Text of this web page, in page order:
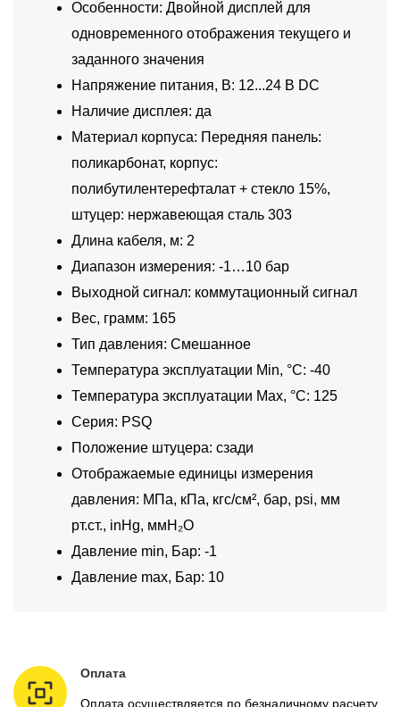
Особенности: Двойной дисплей для
одновременного отображения текущего и
заданного значения
Напряжение питания, В: 12...24 В DC
Наличие дисплея: да
Материал корпуса: Передняя панель:
поликарбонат, корпус:
полибутилентерефталат + стекло 15%,
штуцер: нержавеющая сталь 303
Длина кабеля, м: 2
Диапазон измерения: -1…10 бар
Выходной сигнал: коммутационный сигнал
Вес, грамм: 165
Тип давления: Смешанное
Температура эксплуатации Min, °C: -40
Температура эксплуатации Max, °C: 125
Серия: PSQ
Положение штуцера: сзади
Отображаемые единицы измерения
давления: МПа, кПа, кгс/см², бар, psi, мм
рт.ст., inHg, ммH₂O
Давление min, Бар: -1
Давление max, Бар: 10
Оплата
Оплата осуществляется по безналичному расчету.